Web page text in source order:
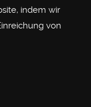
indem wir
von